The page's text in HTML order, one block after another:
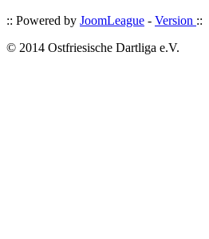
:: Powered by JoomLeague - Version ::
© 2014 Ostfriesische Dartliga e.V.